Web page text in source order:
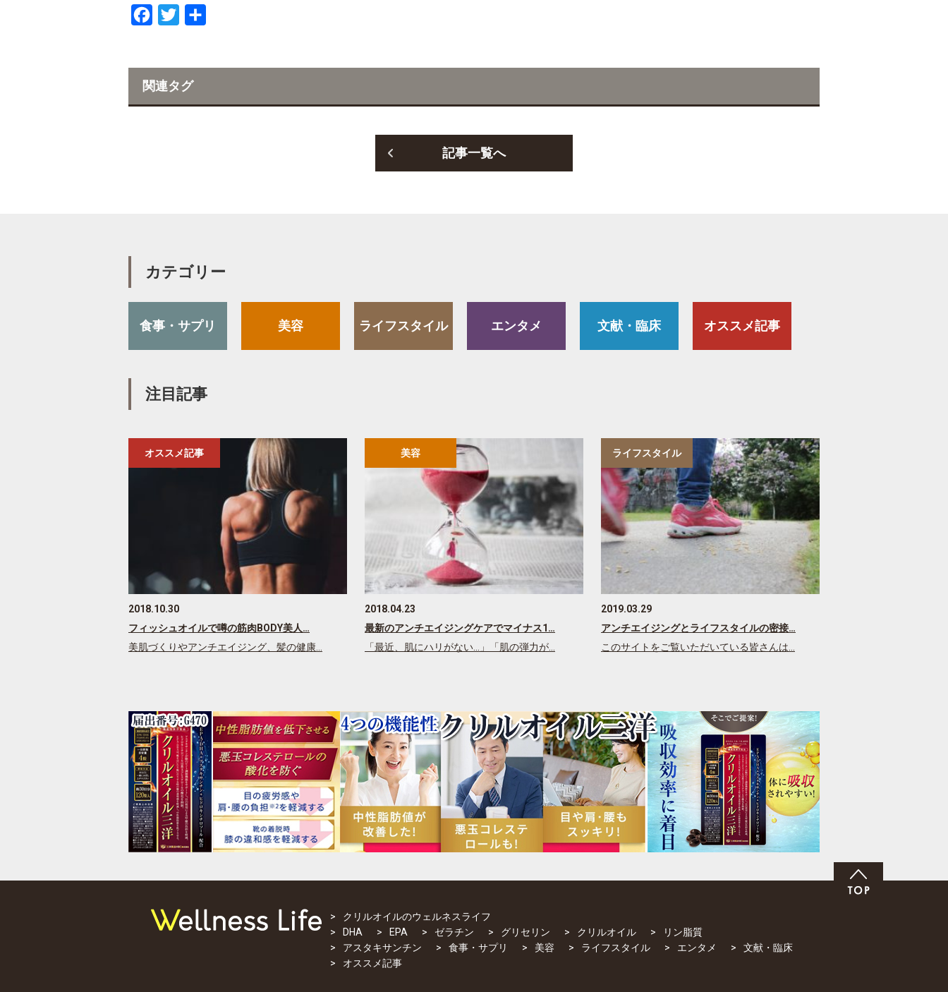
e
関連タグ
記事一覧へ
カテゴリー
食事・サプリ 美容 ライフスタイル エンタメ 文献・臨床 オススメ記事
注目記事
オススメ記事
2018.10.30
フィッシュオイルで噂の筋肉BODY美人…
美肌づくりやアンチエイジング、髪の健康…
美容
2018.04.23
最新のアンチエイジングケアでマイナス1…
「最近、肌にハリがない…」「肌の弾力が…
ライフスタイル
2019.03.29
アンチエイジングとライフスタイルの密接…
このサイトをご覧いただいている皆さんは…
クリルオイルのウェルネスライフ
DHA
EPA ゼラチン グリセリン クリルオイル
リン脂質
アスタキサンチン
食事・サプリ 美容 ライフスタイル エンタメ
文献・臨床
オススメ記事